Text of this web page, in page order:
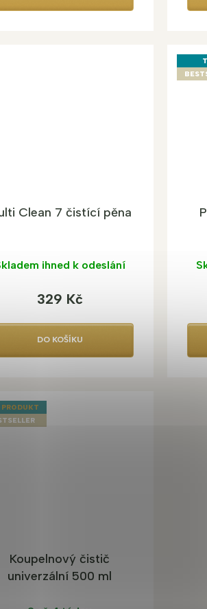
Clean 7 čistící pěna
ihned k odeslání
329 Kč
DO KOŠÍKU
Koupelnový čistič
univerzální 500 ml